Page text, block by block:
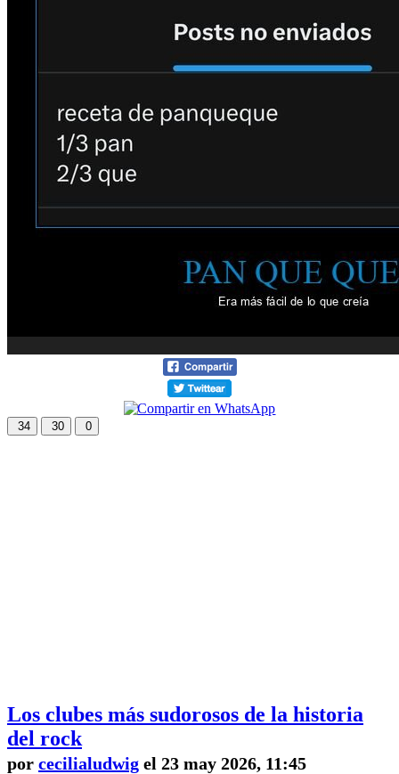
34 30 0
Los clubes más sudorosos de la historia
del rock
por cecilialudwig el 23 may 2026, 11:45